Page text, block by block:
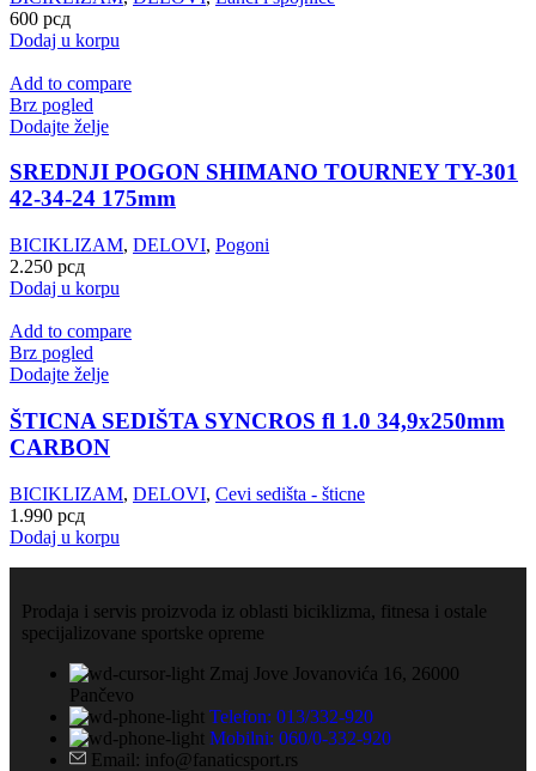
600 рсд
Dodaj u korpu
Add to compare
Brz pogled
Dodajte želje
SREDNJI POGON SHIMANO TOURNEY TY-301
42-34-24 175mm
BICIKLIZAM, DELOVI, Pogoni
2.250 рсд
Dodaj u korpu
Add to compare
Brz pogled
Dodajte želje
ŠTICNA SEDIŠTA SYNCROS fl 1.0 34,9x250mm
CARBON
BICIKLIZAM, DELOVI, Cevi sedišta - šticne
1.990 рсд
Dodaj u korpu
Prodaja i servis proizvoda iz oblasti biciklizma, fitnesa i ostale
specijalizovane sportske opreme
Zmaj Jove Jovanovića 16, 26000
Pančevo
Telefon: 013/332-920
Mobilni: 060/0-332-920
Email: info@fanaticsport.rs